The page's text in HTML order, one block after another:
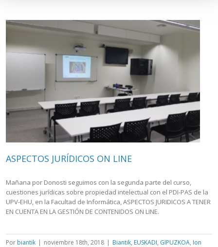
ASPECTOS JURÍDICOS ON LINE
Mañana por Donosti seguimos con la segunda parte del curso,
cuestiones jurídicas sobre propiedad intelectual con el PDI-PAS de la
UPV-EHU, en la Facultad de Informática, ASPECTOS JURIDICOS A TENER
EN CUENTA EN LA GESTIÓN DE CONTENIDOS ON LINE.
Por biantik | noviembre 18th, 2018 | Biantik, EUSKADI, GIPUZKOA, Ion